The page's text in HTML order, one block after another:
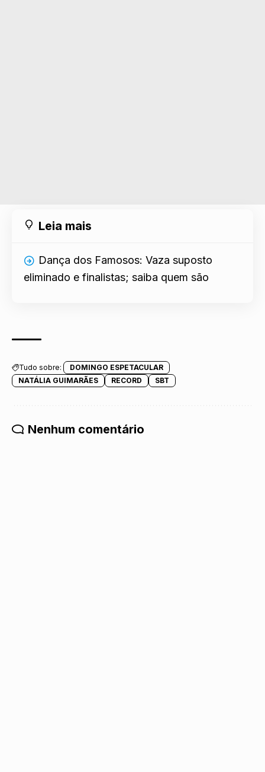
Leia mais
Dança dos Famosos: Vaza suposto
eliminado e finalistas; saiba quem são
Tudo sobre:
DOMINGO ESPETACULAR
NATÁLIA GUIMARÃES
RECORD SBT
Nenhum comentário